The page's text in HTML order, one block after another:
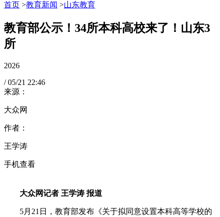
首页 >教育新闻 >山东教育
教育部公示！34所本科高校来了！山东3
所
2026
/ 05/21 22:46
来源：
大众网
作者：
王学涛
手机查看
大众网记者 王学涛 报道
5月21日，教育部发布《关于拟同意设置本科高等学校的